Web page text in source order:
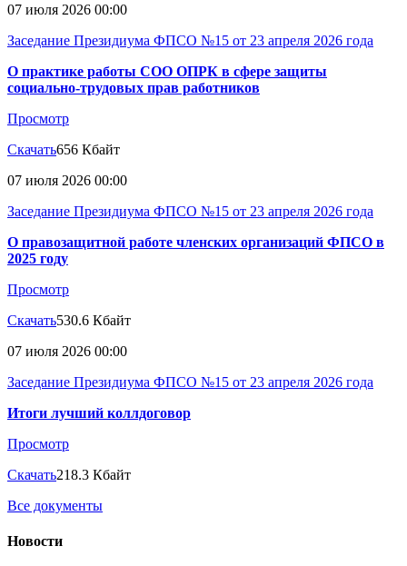
07 июля 2026 00:00
Заседание Президиума ФПСО №15 от 23 апреля 2026 года
О практике работы СОО ОПРК в сфере защиты
социально-трудовых прав работников
Просмотр
Скачать656 Кбайт
07 июля 2026 00:00
Заседание Президиума ФПСО №15 от 23 апреля 2026 года
О правозащитной работе членских организаций ФПСО в
2025 году
Просмотр
Скачать530.6 Кбайт
07 июля 2026 00:00
Заседание Президиума ФПСО №15 от 23 апреля 2026 года
Итоги лучший коллдоговор
Просмотр
Скачать218.3 Кбайт
Все документы
Новости